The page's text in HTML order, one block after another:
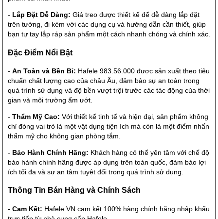
- Lắp Đặt Dễ Dàng: Giá treo được thiết kế để dễ dàng lắp đặt
trên tường, đi kèm với các dụng cụ và hướng dẫn cần thiết, giúp
bạn tự tay lắp ráp sản phẩm một cách nhanh chóng và chính xác.
Đặc Điểm Nổi Bật
- An Toàn và Bền Bỉ: Hafele 983.56.000 được sản xuất theo tiêu
chuẩn chất lượng cao của châu Âu, đảm bảo sự an toàn trong
quá trình sử dụng và độ bền vượt trội trước các tác động của thời
gian và môi trường ẩm ướt.
- Thẩm Mỹ Cao: Với thiết kế tinh tế và hiện đại, sản phẩm không
chỉ đóng vai trò là một vật dụng tiện ích mà còn là một điểm nhấn
thẩm mỹ cho không gian phòng tắm.
- Bảo Hành Chính Hãng: Khách hàng có thể yên tâm với chế độ
bảo hành chính hãng được áp dụng trên toàn quốc, đảm bảo lợi
ích tối đa và sự an tâm tuyệt đối trong quá trình sử dụng.
Thông Tin Bán Hàng và Chính Sách
- Cam Kết: Hafele VN cam kết 100% hàng chính hãng nhập khẩu